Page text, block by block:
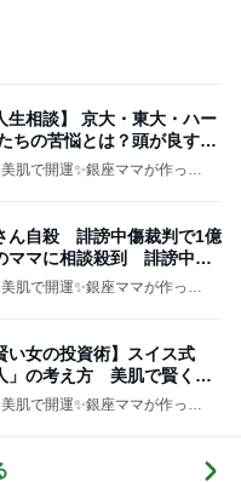
もプレゼン！
カロリー爆発
お弁当